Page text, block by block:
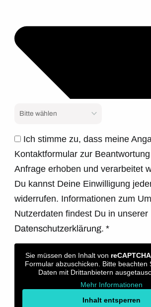
Ich stimme zu, dass meine
Kontaktformular zur
Anfrage erhoben und verarbeitet
Du kannst Deine Einwilligung
widerrufen. Informationen zum
Nutzerdaten findest Du in unserer
Datenschutzerklärung.*
Sie müssen den Inhalt von reCAPTCHA
Formular abzuschicken. Bitte beachten
Daten mit Drittanbietern
Mehr Informationen
Inhalt entsperren